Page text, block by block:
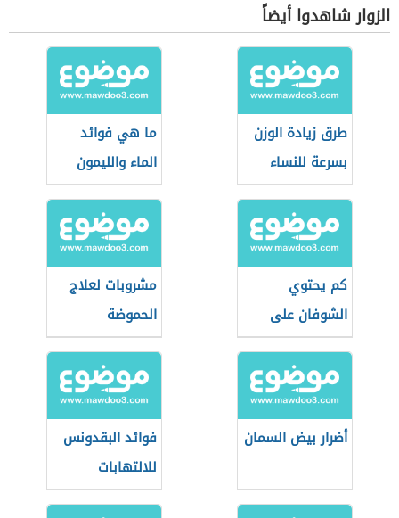
الزوار شاهدوا أيضاً
طرق زيادة الوزن
بسرعة للنساء
ما هي فوائد
الماء والليمون
كم يحتوي
الشوفان على
بروتين
مشروبات لعلاج
الحموضة
أضرار بيض السمان
فوائد البقدونس
للالتهابات